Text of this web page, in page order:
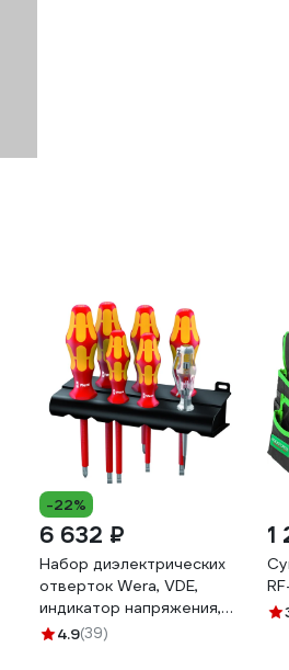
-22%
6 632 ₽
Набор диэлектрических
отверток Wera, VDE,
индикатор напряжения,
подставка, 7 предметов,
4.9(39)
1